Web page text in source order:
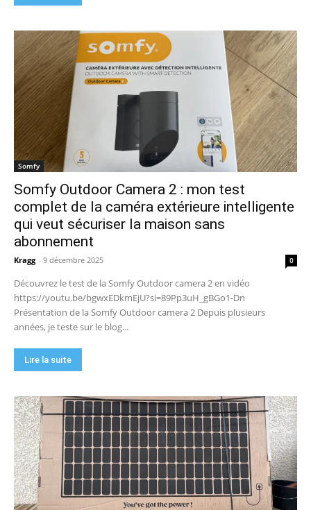
Somfy
Somfy Outdoor Camera 2 : mon test
complet de la caméra extérieure intelligente
qui veut sécuriser la maison sans
abonnement
Kragg - 9 décembre 2025 0
Découvrez le test de la Somfy Outdoor camera 2 en vidéo
https://youtu.be/bgwxEDkmEjU?si=89Pp3uH_gBGo1-Dn
Présentation de la Somfy Outdoor camera 2 Depuis plusieurs
années, je teste sur le blog...
Lire la suite